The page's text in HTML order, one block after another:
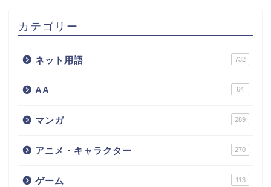
カテゴリー
ネット用語 732
AA 64
マンガ 289
アニメ・キャラクター 270
ゲーム 113